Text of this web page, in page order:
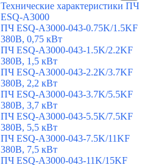
Технические характеристики ПЧ
ESQ-A3000
ПЧ ESQ-A3000-043-0.75K/1.5KF
380В, 0,75 кВт
ПЧ ESQ-A3000-043-1.5K/2.2KF
380В, 1,5 кВт
ПЧ ESQ-A3000-043-2.2K/3.7KF
380В, 2,2 кВт
ПЧ ESQ-A3000-043-3.7K/5.5KF
380В, 3,7 кВт
ПЧ ESQ-A3000-043-5.5K/7.5KF
380В, 5,5 кВт
ПЧ ESQ-A3000-043-7.5K/11KF
380В, 7,5 кВт
ПЧ ESQ-A3000-043-11K/15KF